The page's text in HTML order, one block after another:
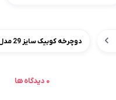
دوچرخه کوبیک سایز 29 مدل onyx | خرید و مشخصات دوچرخه
0 دیدگاه ها